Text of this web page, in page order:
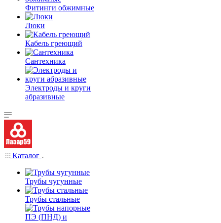
Фитинги обжимные
Люки
Кабель греющий
Сантехника
Электроды и круги
абразивные
Каталог
Трубы чугунные
Трубы стальные